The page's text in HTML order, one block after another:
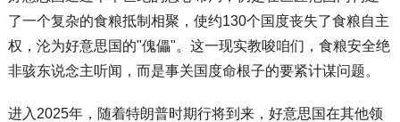
了一个复杂的食粮抵制相聚，使约130个国度丧失了食粮自主
权，沦为好意思国的"傀儡"。这一现实教唆咱们，食粮安全绝
非骇东说念主听闻，而是事关国度命根子的要紧计谋问题。
进入2025年，随着特朗普时期行将到来，好意思国在其他领